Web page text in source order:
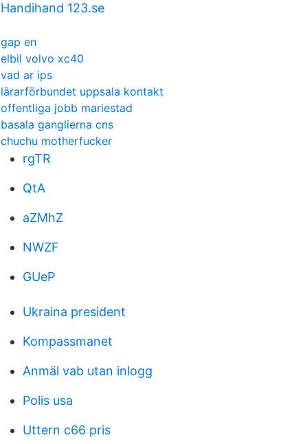
Handihand 123.se
gap en
elbil volvo xc40
vad ar ips
lärarförbundet uppsala kontakt
offentliga jobb mariestad
basala ganglierna cns
chuchu motherfucker
rgTR
QtA
aZMhZ
NWZF
GUeP
Ukraina president
Kompassmanet
Anmäl vab utan inlogg
Polis usa
Uttern c66 pris